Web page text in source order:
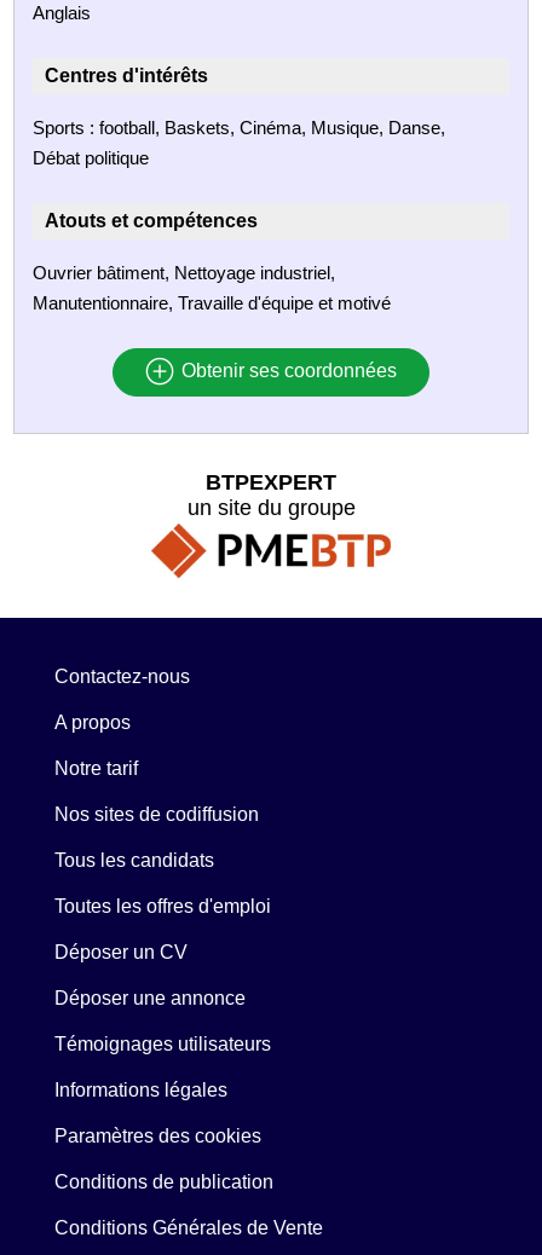
Anglais
Centres d'intérêts
Sports : football, Baskets, Cinéma, Musique, Danse,
Débat politique
Atouts et compétences
Ouvrier bâtiment, Nettoyage industriel,
Manutentionnaire, Travaille d'équipe et motivé
Obtenir ses coordonnées
BTPEXPERT
un site du groupe
Contactez-nous
A propos
Notre tarif
Nos sites de codiffusion
Tous les candidats
Toutes les offres d'emploi
Déposer un CV
Déposer une annonce
Témoignages utilisateurs
Informations légales
Paramètres des cookies
Conditions de publication
Conditions Générales de Vente